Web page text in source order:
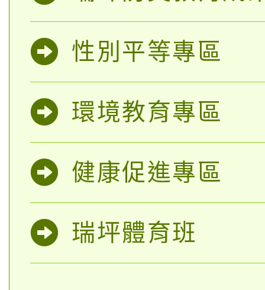
性別平等專區
環境教育專區
健康促進專區
瑞坪體育班